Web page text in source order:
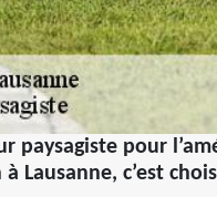
paysagiste pour
Lausanne, c’est